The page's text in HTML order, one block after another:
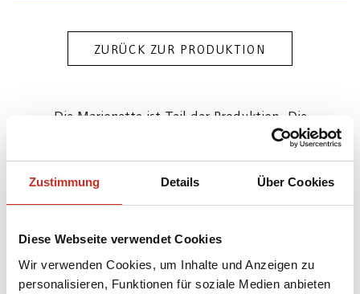
Zustimmung Details Über Cookies
Diese Webseite verwendet Cookies
Wir verwenden Cookies, um Inhalte und Anzeigen zu
personalisieren, Funktionen für soziale Medien anbieten
ZURÜCK ZUR PRODUKTION
Die Marionette ist Teil der Produktion „Die
Zauberflöte“ [W. A. Mozart (Komponist), Emanuel
Schikaneder (Librettist)] des Salzburger
Marionettentheaters (1952) in einer Inszenierung
von Thomas Reichert (2015), Bühnenbild von
Günther Schneider-Siemssen.